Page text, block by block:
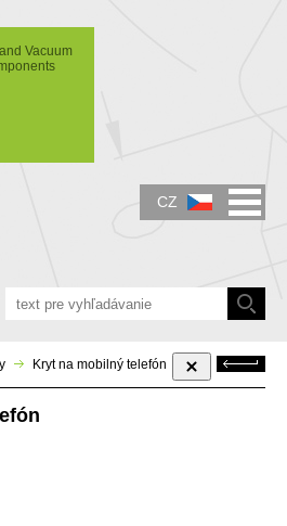
Vacuum
Kryt na mobilný telefón Zpět
CZ